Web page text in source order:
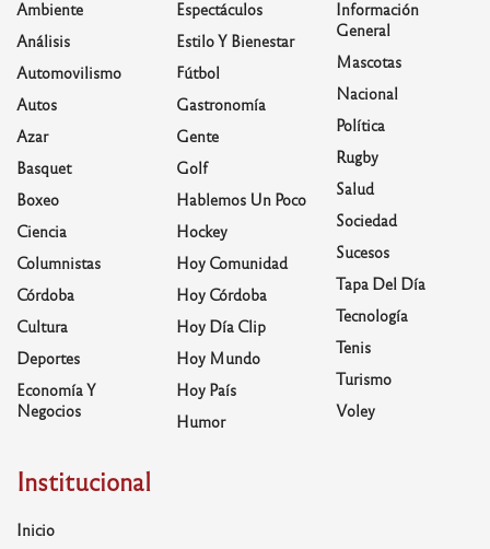
Ambiente
Análisis
Automovilismo
Autos
Azar
Basquet
Boxeo
Ciencia
Columnistas
Córdoba
Cultura
Deportes
Economía Y
Negocios
Espectáculos
Estilo Y Bienestar
Fútbol
Gastronomía
Gente
Golf
Hablemos Un Poco
Hockey
Hoy Comunidad
Hoy Córdoba
Hoy Día Clip
Hoy Mundo
Hoy País
Humor
Información
General
Mascotas
Nacional
Política
Rugby
Salud
Sociedad
Sucesos
Tapa Del Día
Tecnología
Tenis
Turismo
Voley
Institucional
Inicio